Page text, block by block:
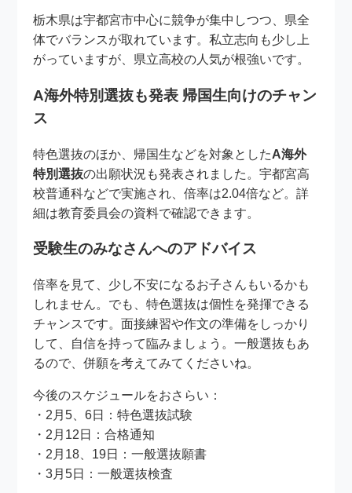
栃木県は宇都宮市中心に競争が集中しつつ、県全
体でバランスが取れています。私立志向も少し上
がっていますが、県立高校の人気が根強いです。
A海外特別選抜も発表 帰国生向けのチャン
ス
特色選抜のほか、帰国生などを対象としたA海外
特別選抜の出願状況も発表されました。宇都宮高
校普通科などで実施され、倍率は2.04倍など。詳
細は教育委員会の資料で確認できます。
受験生のみなさんへのアドバイス
倍率を見て、少し不安になるお子さんもいるかも
しれません。でも、特色選抜は個性を発揮できる
チャンスです。面接練習や作文の準備をしっかり
して、自信を持って臨みましょう。一般選抜もあ
るので、併願を考えてみてくださいね。
今後のスケジュールをおさらい：
・2月5、6日：特色選抜試験
・2月12日：合格通知
・2月18、19日：一般選抜願書
・3月5日：一般選抜検査